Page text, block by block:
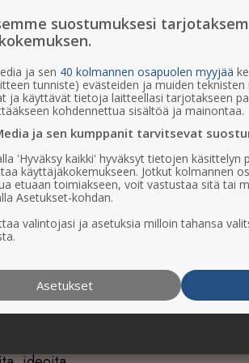
suljettu.
vuonna!
niin saat
suoraan
kampanjat ja
Nimi
suostumuksesi
ja sen 40 kolmannen osapuolen myyjää
tunniste) evästeiden ja muiden
ja käyttävät tietoja laitteellasi tarjotakseen
kohdennettua sisältöä ja mainontaa.
ja sen kumppanit tarvitsevat
'Hyväksy kaikki' hyväksyt tietojen käsittelyn
käyttäjäkokemukseen. Jotkut kolmannen
etuaan toimiakseen, voit vastustaa sitä tai
Asetukset-kohdan.
valintojasi ja asetuksia milloin tahansa
Asetukset